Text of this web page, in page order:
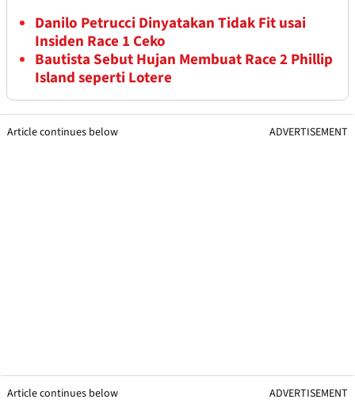
Danilo Petrucci Dinyatakan Tidak Fit usai
Insiden Race 1 Ceko
Bautista Sebut Hujan Membuat Race 2 Phillip
Island seperti Lotere
Article continues below ADVERTISEMENT
Article continues below ADVERTISEMENT